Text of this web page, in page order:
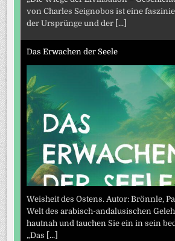
von Charles Seignobos ist eine
der Ursprünge und der [...]
Das Erwachen der Seele
Weisheit des Ostens. Autor: Brönnle,
Welt des arabisch-andalusischen
hautnah und tauchen Sie ein in sein
„Das [...]